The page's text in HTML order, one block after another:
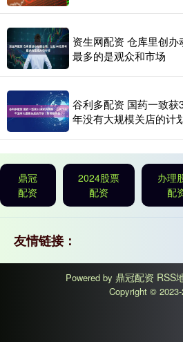
资生网配资 仓库里创
最多的是观众和市场
谷利多配资 国药一致
年没有大规模关店的计
鼎冠
配资
2024股票
配资
办理
配
友情链接：
Powered by 鼎冠配资 RSS
Copyright © 2023-